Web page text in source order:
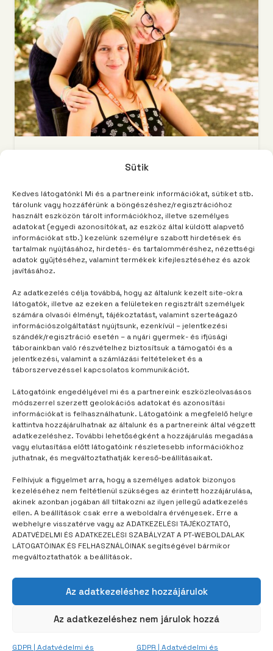
Sütik
Kedves látogatónk! Mi és a partnereink információkat, sütiket stb.
tárolunk vagy hozzáférünk a böngészéshez/regisztrációhoz
használt eszközön tárolt információkhoz, illetve személyes
adatokat (egyedi azonosítókat, az eszköz által küldött alapvető
információkat stb.) kezelünk személyre szabott hirdetések és
tartalmak nyújtásához, hirdetés- és tartalomméréshez, nézettségi
adatok gyűjtéséhez, valamint termékek kifejlesztéséhez és azok
javításához.
Az adatkezelés célja továbbá, hogy az általunk kezelt site-okra
látogatók, illetve az ezeken a felületeken regisztrált személyek
számára olvasói élményt, tájékoztatást, valamint szerteágazó
információszolgáltatást nyújtsunk, ezenkívül – jelentkezési
szándék/regisztráció esetén – a nyári gyermek- és ifjúsági
táborainkban való részvételhez biztosítsuk a támogatói és a
jelentkezési, valamint a számlázási feltételeket és a
táborszervezéssel kapcsolatos kommunikációt.
Látogatóink engedélyével mi és a partnereink eszközleolvasásos
módszerrel szerzett geolokációs adatokat és azonosítási
információkat is felhasználhatunk. Látogatóink a megfelelő helyre
kattintva hozzájárulhatnak az általunk és a partnereink által végzett
adatkezeléshez. További lehetőségként a hozzájárulás megadása
vagy elutasítása előtt látogatóink részletesebb információkhoz
juthatnak, és megváltoztathatják kereső-beállításaikat.
Felhívjuk a figyelmet arra, hogy a személyes adatok bizonyos
kezeléséhez nem feltétlenül szükséges az érintett hozzájárulása,
akinek azonban jogában áll tiltakozni az ilyen jellegű adatkezelés
ellen. A beállítások csak erre a weboldalra érvényesek. Erre a
webhelyre visszatérve vagy az ADATKEZELÉSI TÁJÉKOZTATÓ,
ADATVÉDELMI ÉS ADATKEZELÉSI SZABÁLYZAT A PT-WEBOLDALAK
LÁTOGATÓINAK ÉS FELHASZNÁLÓINAK segítségével bármikor
megváltoztathatók a beállítások.
Az adatkezeléshez hozzájárulok
Az adatkezeléshez nem járulok hozzá
GDPR | Adatvédelmi és
GDPR | Adatvédelmi és
TÁBORUNK 3 év telt el
Gyorsan sikerült barátokat
találnom